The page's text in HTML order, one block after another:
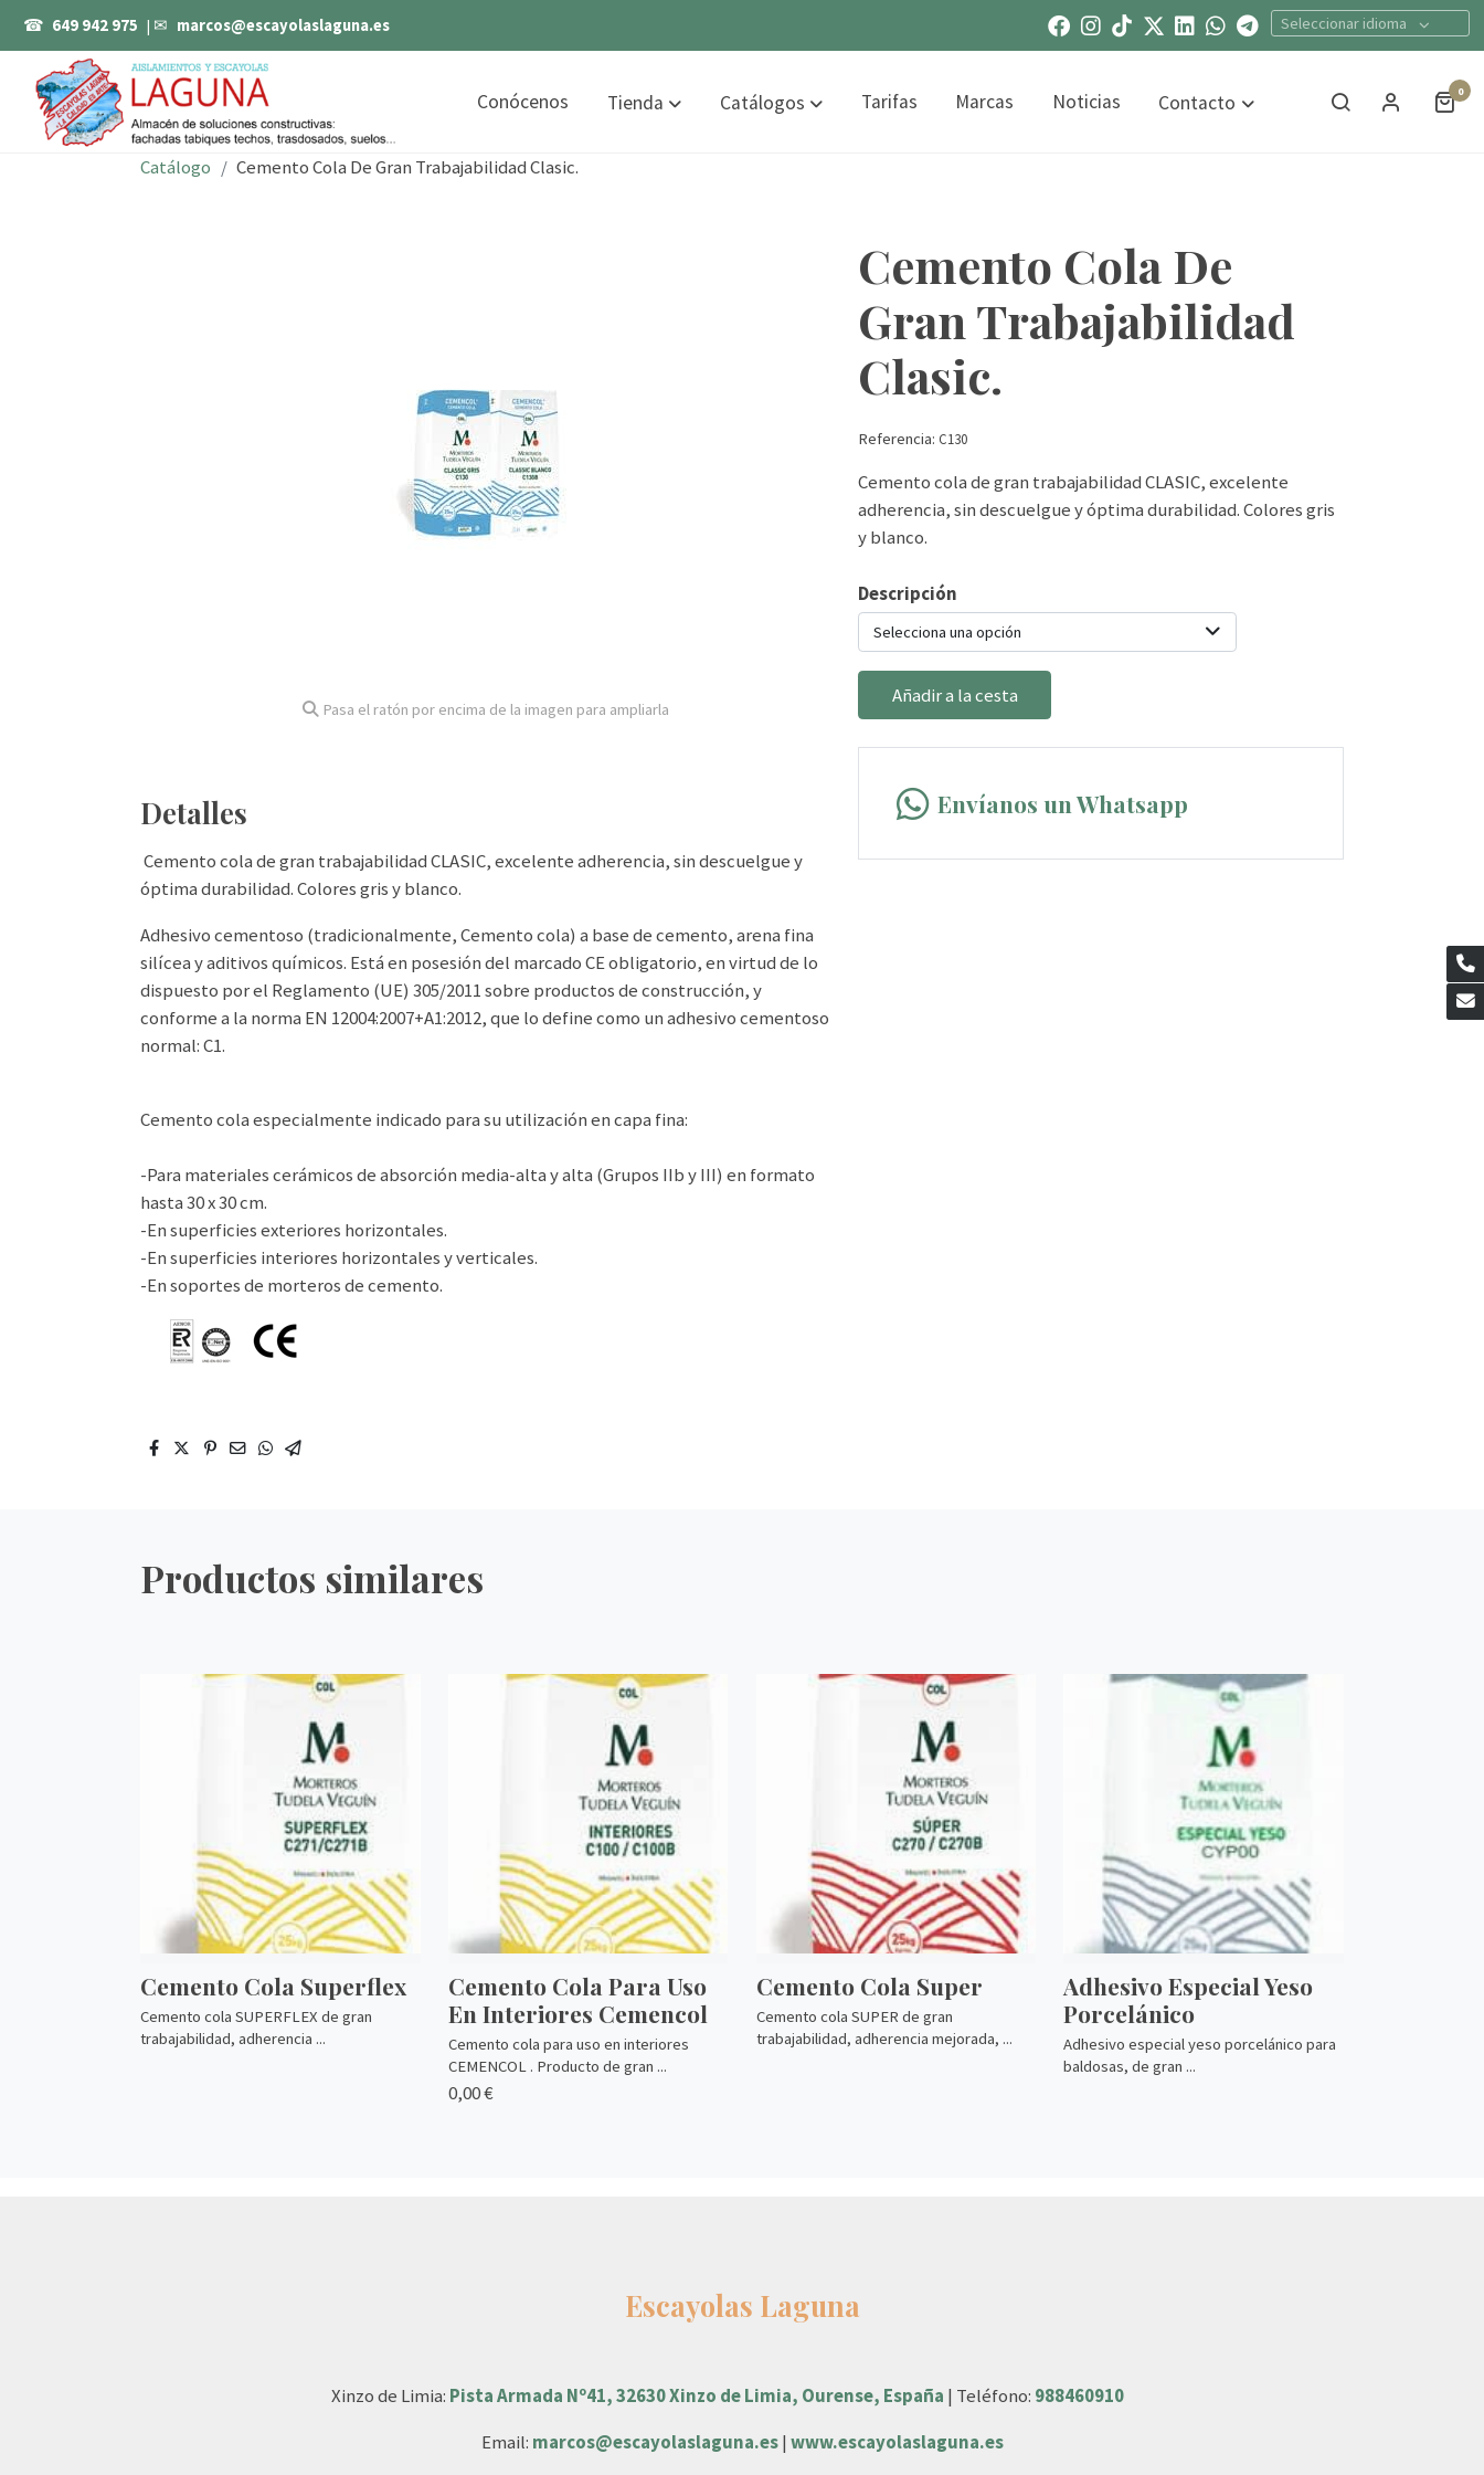
☎ 649 942 975 | ✉ marcos@escayolaslaguna.es Seleccionar idioma
Conócenos Tienda Catálogos Tarifas Marcas Noticias Contacto 0
Catálogo Cemento Cola De Gran Trabajabilidad Clasic.
Pasa el ratón por encima de la imagen para ampliarla
Detalles
Cemento cola de gran trabajabilidad CLASIC, excelente adherencia, sin descuelgue y
óptima durabilidad. Colores gris y blanco.
Adhesivo cementoso (tradicionalmente, Cemento cola) a base de cemento, arena fina
silícea y aditivos químicos. Está en posesión del marcado CE obligatorio, en virtud de lo
dispuesto por el Reglamento (UE) 305/2011 sobre productos de construcción, y
conforme a la norma EN 12004:2007+A1:2012, que lo define como un adhesivo cementoso
normal: C1.
Cemento cola especialmente indicado para su utilización en capa fina:
-Para materiales cerámicos de absorción media-alta y alta (Grupos IIb y III) en formato
hasta 30 x 30 cm.
-En superficies exteriores horizontales.
-En superficies interiores horizontales y verticales.
-En soportes de morteros de cemento.
Cemento Cola De
Gran Trabajabilidad
Clasic.
Referencia: C130
Cemento cola de gran trabajabilidad CLASIC, excelente
adherencia, sin descuelgue y óptima durabilidad. Colores gris
y blanco.
Descripción
Selecciona una opción
Añadir a la cesta
Envíanos un Whatsapp
Productos similares
Cemento Cola Superflex
Cemento cola SUPERFLEX de gran
trabajabilidad, adherencia ...
Cemento Cola Para Uso
En Interiores Cemencol
Cemento cola para uso en interiores
CEMENCOL . Producto de gran ...
0,00 €
Cemento Cola Super
Cemento cola SUPER de gran
trabajabilidad, adherencia mejorada, ...
Adhesivo Especial Yeso
Porcelánico
Adhesivo especial yeso porcelánico para
baldosas, de gran ...
Escayolas Laguna
Xinzo de Limia: Pista Armada Nº41, 32630 Xinzo de Limia, Ourense, España | Teléfono: 988460910
Email: marcos@escayolaslaguna.es| www.escayolaslaguna.es